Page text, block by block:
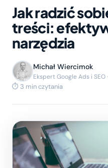
Jak radzić
treści:
narzędzia
Michał Wiercimok
Ekspert Google Ads i SEO
⏱ 3 min czytania